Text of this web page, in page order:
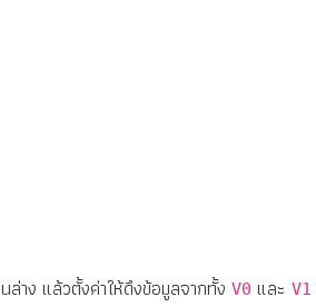
ล่าง แล้วตั้งค่าให้ดึงข้อมูลจากทั้ง V0 และ V1